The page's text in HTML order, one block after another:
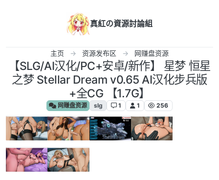
真紅の資源討論組
主页 资源发布区 网赚盘资源
【SLG/AI汉化/PC+安卓/新作】 星梦 恒星
之梦 Stellar Dream v0.65 AI汉化步兵版
+全CG 【1.7G】
网赚盘资源 slg 1 1 256